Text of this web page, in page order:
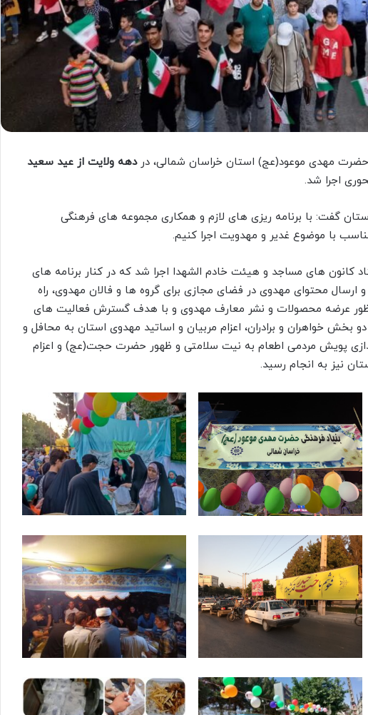
حضرت مهدی موعود(عج) استان خراسان شمالی، دردهه ولایت از عید سعید
اجرا شد.
گفت: با برنامه ریزی های لازم و همکاری مجموعه های فرهنگی
با موضوع غدیر و مهدویت اجرا کنیم.
کانون های مساجد و هیئت خادم الشهدا اجرا شد که در کنار برنامه های
ارسال محتوای مهدوی در فضای مجازی برای گروه ها و فالان مهدوی، راه
عرضه محصولات و نشر معارف مهدوی و با هدف گسترش فعالیت های
بخش خواهران و برادران، اعزام مربیان و اساتید مهدوی استان به محافل و
پویش مردمی اطعام به نیت سلامتی و ظهور حضرت حجت(عج) و اعزام
نیز به انجام رسید.